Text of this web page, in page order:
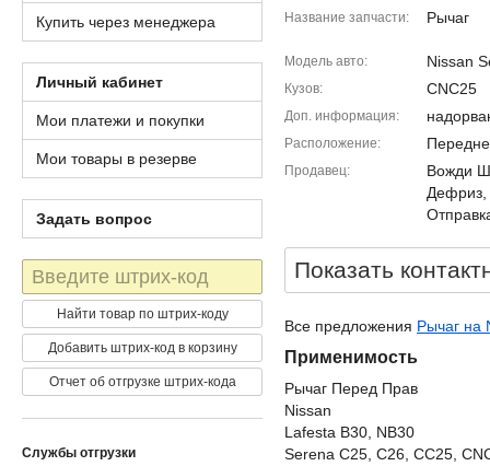
Название запчасти Рычаг
Модель авто Nissan
Кузов CNC25
Доп. информация
Расположение
Продавец
Вожди
Дефриз,
Показать
Все предложения Рычаг на
Применимость
Рычаг Перед Прав
Nissan
Lafesta B30, NB30
Serena C25, C26, CC25,
Купить через менеджера
Личный кабинет
Мои платежи и покупки
Мои товары в резерве
Задать вопрос
Штрих-
код
Найти товар по штрих-коду
Добавить штрих-код в корзину
Отчет об отгрузке штрих-кода
Службы отгрузки